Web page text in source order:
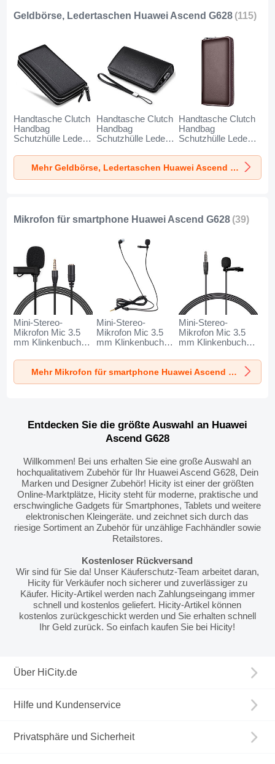
Geldbörse, Ledertaschen Huawei Ascend G628 (115)
Handtasche Clutch
Handbag
Schutzhülle Leder
Huawei Ascend
G628 Schwarz
Handtasche Clutch
Handbag
Schutzhülle Leder
Huawei Ascend
G628 Schwarz
Handtasche Clutch
Handbag
Schutzhülle Leder
Huawei Ascend
G628 Braun Mehr Geldbörse, Ledertaschen Huawei Ascend G628
Mikrofon für smartphone Huawei Ascend G628 (39)
Mini-Stereo-
Mikrofon Mic 3.5
mm Klinkenbuchse
Ascend G628
Schwarz
Mini-Stereo-
Mikrofon Mic 3.5
mm Klinkenbuchse
Ascend G628
Schwarz
Mini-Stereo-
Mikrofon Mic 3.5
mm Klinkenbuchse
Ascend G628
Schwarz
Mehr Mikrofon für smartphone Huawei Ascend G628
Entdecken Sie die größte Auswahl an Huawei
Ascend G628
Willkommen! Bei uns erhalten Sie eine große Auswahl an
hochqualitativem Zubehör für Ihr Huawei Ascend G628, Dein
Marken und Designer Zubehör! Hicity ist einer der größten
Online-Marktplätze, Hicity steht für moderne, praktische und
erschwingliche Gadgets für Smartphones, Tablets und weitere
elektronischen Kleingeräte. und zeichnet sich durch das
riesige Sortiment an Zubehör für unzählige Fachhändler sowie
Retailstores.
Kostenloser Rückversand
Wir sind für Sie da! Unser Käuferschutz-Team arbeitet daran,
Hicity für Verkäufer noch sicherer und zuverlässiger zu
Käufer. Hicity-Artikel werden nach Zahlungseingang immer
schnell und kostenlos geliefert. Hicity-Artikel können
kostenlos zurückgeschickt werden und Sie erhalten schnell
Ihr Geld zurück. So einfach kaufen Sie bei Hicity!
Über HiCity.de
Hilfe und Kundenservice
Privatsphäre und Sicherheit